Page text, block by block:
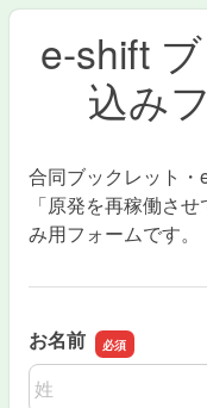
e-shift
込み
合同ブックレット
「原発を再稼働さ
み用フォームです。
お名前
名前の姓